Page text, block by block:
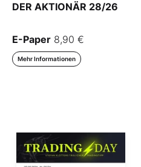
DER AKTIONÄR 28/26
E-Paper 8,90 €
Mehr Informationen